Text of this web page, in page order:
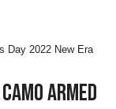
Day 2022 New Era
Armed